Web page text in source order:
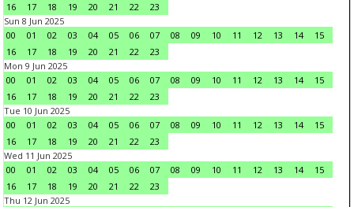
16
17 18 19 20 21 22
23
Sun 8 Jun 2025
00
01 02 03 04 05 06 07 08 09 10 11 12 13 14
15
16
17 18 19 20 21 22
23
Mon 9 Jun 2025
00
01 02 03 04 05 06 07 08 09 10 11 12 13 14
15
16
17 18 19 20 21 22
23
Tue 10 Jun 2025
00
01 02 03 04 05 06 07 08 09 10 11 12 13 14
15
16
17 18 19 20 21 22
23
Wed 11 Jun 2025
00
01 02 03 04 05 06 07 08 09 10 11 12 13 14
15
16
17 18 19 20 21 22
23
Thu 12 Jun 2025